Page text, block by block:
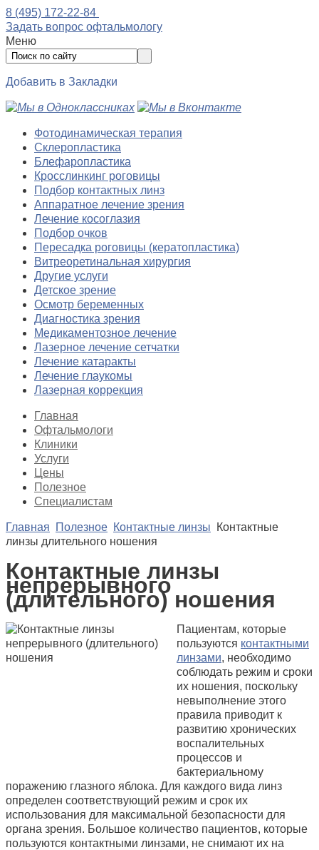
8 (495) 172-22-84
Задать вопрос офтальмологу
Меню
Добавить в Закладки
Фотодинамическая терапия
Склеропластика
Блефаропластика
Кросслинкинг роговицы
Подбор контактных линз
Аппаратное лечение зрения
Лечение косоглазия
Подбор очков
Пересадка роговицы (кератопластика)
Витреоретинальная хирургия
Другие услуги
Детское зрение
Осмотр беременных
Диагностика зрения
Медикаментозное лечение
Лазерное лечение сетчатки
Лечение катаракты
Лечение глаукомы
Лазерная коррекция
Главная
Офтальмологи
Клиники
Услуги
Цены
Полезное
Специалистам
Главная Полезное Контактные линзы
Контактные
линзы длительного ношения
Контактные линзы
непрерывного
(длительного) ношения
Пациентам, которые
пользуются контактными
линзами, необходимо
соблюдать режим и сроки
их ношения, поскольку
невыполнение этого
правила приводит к
развитию хронических
воспалительных
процессов и
бактериальному
поражению глазного яблока. Для каждого вида линз
определен соответствующий режим и срок их
использования для максимальной безопасности для
органа зрения. Большое количество пациентов, которые
пользуются контактными линзами, не снимают их на